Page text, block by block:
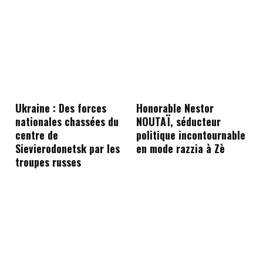
Ukraine : Des forces
nationales chassées du
centre de
Sievierodonetsk par les
troupes russes
Honorable Nestor
NOUTAÏ, séducteur
politique incontournable
en mode razzia à Zè